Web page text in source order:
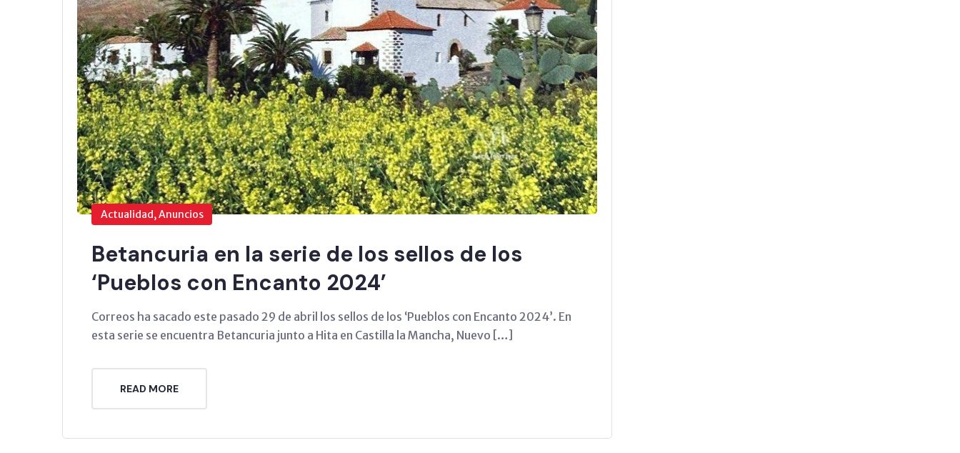
Actualidad, Anuncios
Betancuria en la serie de los sellos de los
‘Pueblos con Encanto 2024’
Correos ha sacado este pasado 29 de abril los sellos de los ‘Pueblos con Encanto 2024’. En
esta serie se encuentra Betancuria junto a Hita en Castilla la Mancha, Nuevo […]
READ MORE